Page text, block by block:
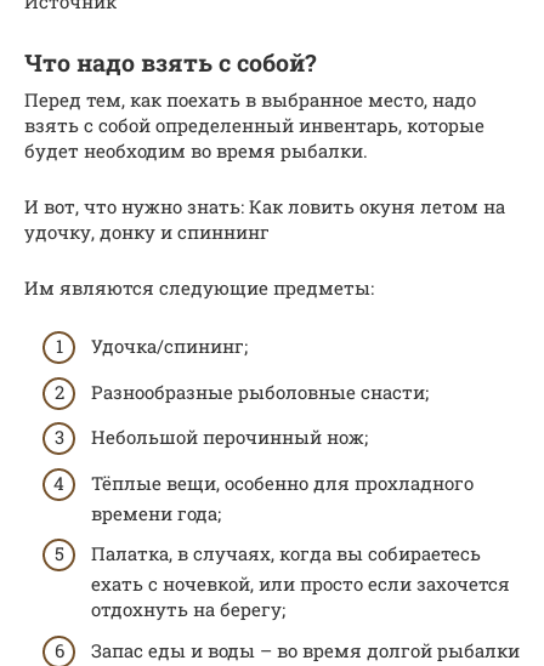
Что надо взять с собой?
Перед тем, как поехать в выбранное место, надо
взять с собой определенный инвентарь, которые
будет необходим во время рыбалки.
И вот, что нужно знать: Как ловить окуня летом на
удочку, донку и спиннинг
Им являются следующие предметы:
Удочка/спининг;
Разнообразные рыболовные снасти;
Небольшой перочинный нож;
Тёплые вещи, особенно для прохладного
времени года;
Палатка, в случаях, когда вы собираетесь
ехать с ночевкой, или просто если захочется
отдохнуть на берегу;
Запас еды и воды – во время долгой рыбалки